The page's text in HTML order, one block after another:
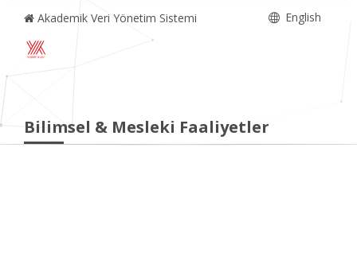
Akademik Veri Yönetim Sistemi English
Bilimsel & Mesleki Faaliyetler